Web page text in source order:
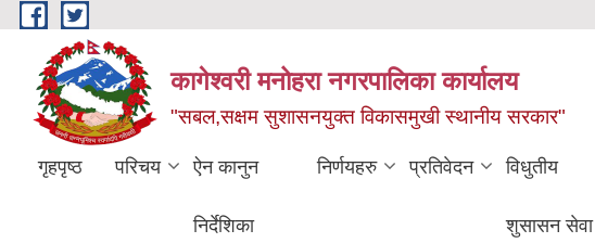
Skip to main content
कागेश्वरी मनोहरा नगरपालिका कार्यालय
"सबल,सक्षम सुशासनयुक्त विकासमुखी स्थानीय सरकार"
गृहपृष्ठ परिचय ऐन कानुन
निर्देशिका
निर्णयहरु प्रतिवेदन विधुतीय
शुसासन सेवा